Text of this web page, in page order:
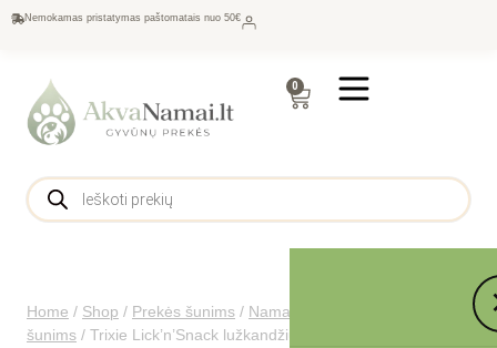
Nemokamas pristatymas paštomatais nuo 50€
0
Home / Shop / Prekės šunims / Namams šunims
šunims / Trixie Lick’n’Snack lužkandžių kilimėlis, silikonas,